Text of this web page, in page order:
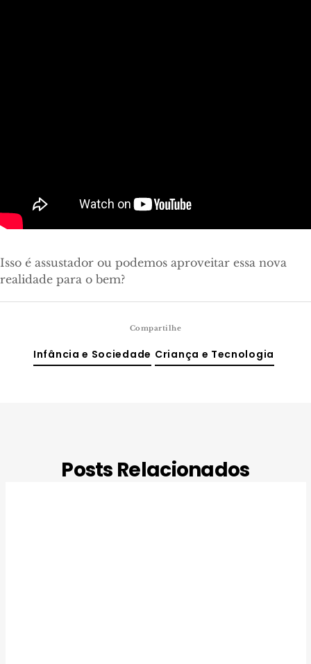
Isso é assustador ou podemos aproveitar essa nova
realidade para o bem?
Compartilhe
Infância e Sociedade Criança e Tecnologia
Posts Relacionados